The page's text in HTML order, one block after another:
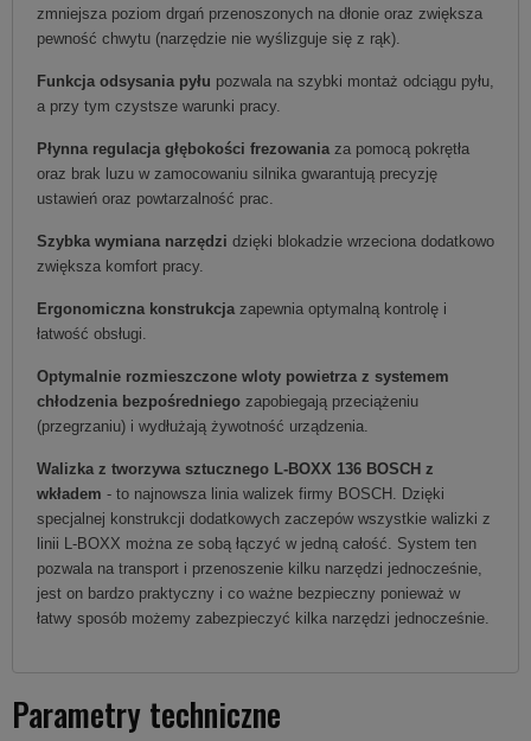
zmniejsza poziom drgań przenoszonych na dłonie oraz zwiększa
pewność chwytu (narzędzie nie wyślizguje się z rąk).
Funkcja odsysania pyłu pozwala na szybki montaż odciągu pyłu,
a przy tym czystsze warunki pracy.
Płynna regulacja głębokości frezowania za pomocą pokrętła
oraz brak luzu w zamocowaniu silnika gwarantują precyzję
ustawień oraz powtarzalność prac.
Szybka wymiana narzędzi dzięki blokadzie wrzeciona dodatkowo
zwiększa komfort pracy.
Ergonomiczna konstrukcja zapewnia optymalną kontrolę i
łatwość obsługi.
Optymalnie rozmieszczone wloty powietrza z systemem
chłodzenia bezpośredniego zapobiegają przeciążeniu
(przegrzaniu) i wydłużają żywotność urządzenia.
Walizka z tworzywa sztucznego L-BOXX 136 BOSCH z
wkładem - to najnowsza linia walizek firmy BOSCH. Dzięki
specjalnej konstrukcji dodatkowych zaczepów wszystkie walizki z
linii L-BOXX można ze sobą łączyć w jedną całość. System ten
pozwala na transport i przenoszenie kilku narzędzi jednocześnie,
jest on bardzo praktyczny i co ważne bezpieczny ponieważ w
łatwy sposób możemy zabezpieczyć kilka narzędzi jednocześnie.
Parametry techniczne